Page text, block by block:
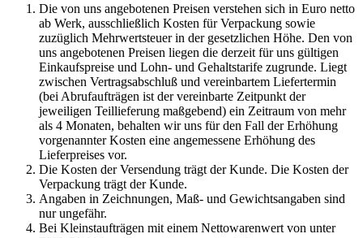
Die von uns angebotenen Preisen verstehen sich in Euro netto
ab Werk, ausschließlich Kosten für Verpackung sowie
zuzüglich Mehrwertsteuer in der gesetzlichen Höhe. Den von
uns angebotenen Preisen liegen die derzeit für uns gültigen
Einkaufspreise und Lohn- und Gehaltstarife zugrunde. Liegt
zwischen Vertragsabschluß und vereinbartem Liefertermin
(bei Abrufaufträgen ist der vereinbarte Zeitpunkt der
jeweiligen Teillieferung maßgebend) ein Zeitraum von mehr
als 4 Monaten, behalten wir uns für den Fall der Erhöhung
vorgenannter Kosten eine angemessene Erhöhung des
Lieferpreises vor.
Die Kosten der Versendung trägt der Kunde. Die Kosten der
Verpackung trägt der Kunde.
Angaben in Zeichnungen, Maß- und Gewichtsangaben sind
nur ungefähr.
Bei Kleinstaufträgen mit einem Nettowarenwert von unter